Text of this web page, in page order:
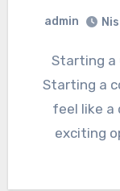
admin
Starting a Cold Chain Logistics Business
Starting a
feel like a
exciting